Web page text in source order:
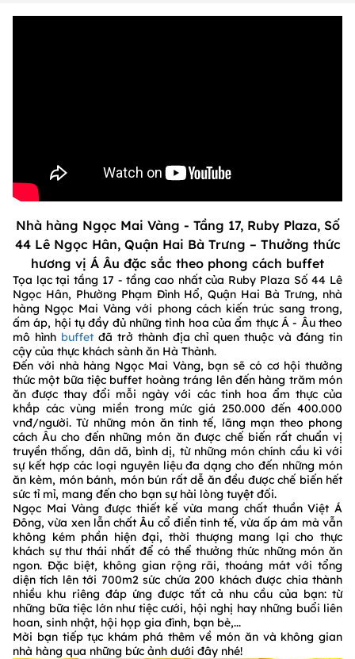
Nhà hàng Ngọc Mai Vàng - Tầng 17, Ruby Plaza, Số
44 Lê Ngọc Hân, Quận Hai Bà Trưng – Thưởng thức
hương vị Á Âu đặc sắc theo phong cách buffet
Tọa lạc tại tầng 17 - tầng cao nhất của Ruby Plaza Số 44 Lê
Ngọc Hân, Phường Phạm Đình Hổ, Quận Hai Bà Trưng, nhà
hàng Ngọc Mai Vàng với phong cách kiến trúc sang trong,
ấm áp, hội tụ đầy đủ những tinh hoa của ẩm thực Á - Âu theo
mô hình buffet đã trở thành địa chỉ quen thuộc và đáng tin
cậy của thực khách sành ăn Hà Thành.
Đến với nhà hàng Ngọc Mai Vàng, bạn sẽ có cơ hội thưởng
thức một bữa tiệc buffet hoàng tráng lên đến hàng trăm món
ăn được thay đổi mỗi ngày với các tinh hoa ẩm thực của
khắp các vùng miền trong mức giá 250.000 đến 400.000
vnđ/người. Từ những món ăn tinh tế, lãng mạn theo phong
cách Âu cho đến những món ăn được chế biến rất chuẩn vị
truyền thống, dân dã, bình dị, từ những món chính cầu kì với
sự kết hợp các loại nguyên liệu đa dạng cho đến những món
ăn kèm, món bánh, món bún rất dễ ăn đều được chế biến hết
sức tỉ mỉ, mang đến cho bạn sự hài lòng tuyệt đối.
Ngọc Mai Vàng được thiết kế vừa mang chất thuần Việt Á
Đông, vừa xen lẫn chất Âu cổ điển tinh tế, vừa ấp ám mà vẫn
không kém phần hiện đại, thời thượng mang lại cho thực
khách sự thư thái nhất để có thể thưởng thức những món ăn
ngon. Đặc biệt, không gian rộng rãi, thoáng mát với tổng
diện tích lên tới 700m2 sức chứa 200 khách được chia thành
nhiều khu riêng đáp ứng được tất cả nhu cầu của bạn: từ
những bữa tiệc lớn như tiệc cưới, hội nghị hay những buổi liên
hoan, sinh nhật, hội họp gia đình, bạn bè,...
Mời bạn tiếp tục khám phá thêm về món ăn và không gian
nhà hàng qua những bức ảnh dưới đây nhé!